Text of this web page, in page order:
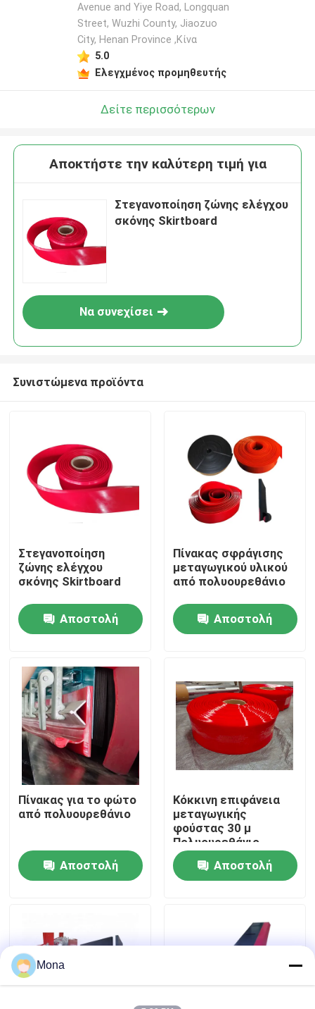
Βίντεο
Σχετικά με εμάς
Γύρος εργοστασίων
Ποιοτικός έλεγχος
επαφή
Κεραμικό σκάφος της γραμμής ένδυσης
Avenue and Yiye Road, Longquan
Street, Wuzhi County, Jiaozuo
City, Henan Province ,Κίνα
5.0
Ελεγχμένος προμηθευτής
Δείτε περισσότερων
Αποκτήστε την καλύτερη τιμή για
Στεγανοποίηση ζώνης ελέγχου
σκόνης Skirtboard
Να συνεχίσει
Συνιστώμενα προϊόντα
Στεγανοποίηση
ζώνης ελέγχου
σκόνης Skirtboard
Αποστολή
Πίνακας σφράγισης
μεταγωγικού υλικού
από πολυουρεθάνιο
Αποστολή
Πίνακας για το φώτο
από πολυουρεθάνιο
Αποστολή
Κόκκινη επιφάνεια
μεταγωγικής
φούστας 30 μ
Πολυουρεθάνιο
φούστος μακρά
διάρκεια ζωής
Αποστολή
Mona